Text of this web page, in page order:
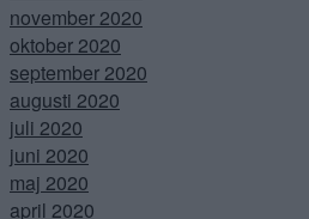
november 2020
oktober 2020
september 2020
augusti 2020
juli 2020
juni 2020
maj 2020
april 2020